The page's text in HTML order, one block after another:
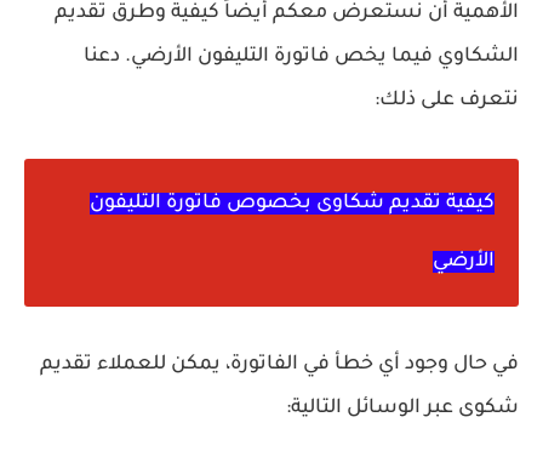
الأهمية أن نستعرض معكم أيضاً كيفية وطرق تقديم
الشكاوي فيما يخص فاتورة التليفون الأرضي. دعنا
نتعرف على ذلك:
كيفية تقديم شكاوى بخصوص فاتورة التليفون
الأرضي
في حال وجود أي خطأ في الفاتورة، يمكن للعملاء تقديم
شكوى عبر الوسائل التالية: